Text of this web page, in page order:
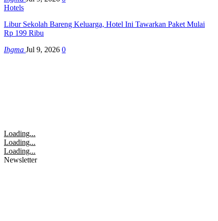
Hotels
Libur Sekolah Bareng Keluarga, Hotel Ini Tawarkan Paket Mulai
Rp 199 Ribu
Ihgma Jul 9, 2026 0
Loading...
Loading...
Loading...
Newsletter